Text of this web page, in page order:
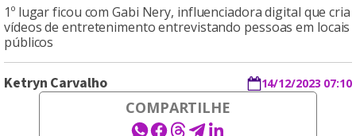
1º lugar ficou com Gabi Nery, influenciadora digital que cria
vídeos de entretenimento entrevistando pessoas em locais
públicos
Ketryn Carvalho 14/12/2023 07:10
COMPARTILHE